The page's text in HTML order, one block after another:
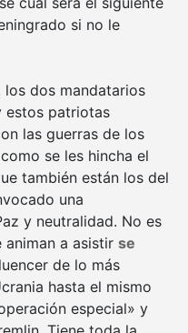
si no le
los dos mandatarios
estos patriotas
las guerras de los
se les hincha el
también están los del
una
y neutralidad. No es
animan a asistir se
de lo más
hasta el mismo
especial» y